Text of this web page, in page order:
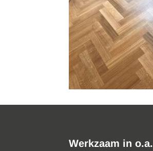
Werkzaam in o.a.